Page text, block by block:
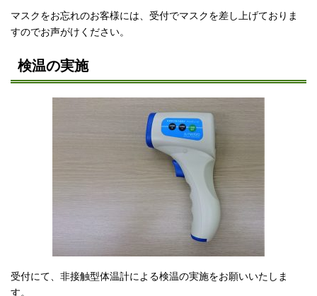
マスクをお忘れのお客様には、受付でマスクを差し上げておりま
すのでお声がけください。
検温の実施
受付にて、非接触型体温計による検温の実施をお願いいたしま
す。